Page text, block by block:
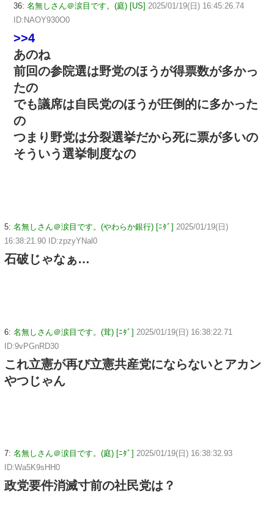
36: 名無しさん＠涙目です。(庭) [US] 2025/01/19(日) 16:45:26.74
ID:NAOY930O0
>>4
あのね
前回の参院選は野党のほうが得票数が多かっ
たの
でも議席は自民党のほうが圧倒的に多かった
の
つまり野党は分裂選挙だから死に票が多いの
そういう選挙制度なの
5: 名無しさん＠涙目です。(やわらか銀行) [ﾆﾀﾞ] 2025/01/19(日)
16:38:21.90 ID:zpzyYNal0
石破じゃなぁ…
6: 名無しさん＠涙目です。(茸) [ﾆﾀﾞ] 2025/01/19(日) 16:38:22.71
ID:9vPGnRD30
これ立憲が再び立憲共産党にならないとアカン
やつじゃん
7: 名無しさん＠涙目です。(庭) [ﾆﾀﾞ] 2025/01/19(日) 16:38:32.93
ID:Wa5K9sHH0
政党要件消滅寸前の社民党は？